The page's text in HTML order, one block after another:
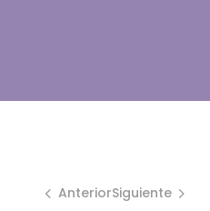
AnteriorSiguiente